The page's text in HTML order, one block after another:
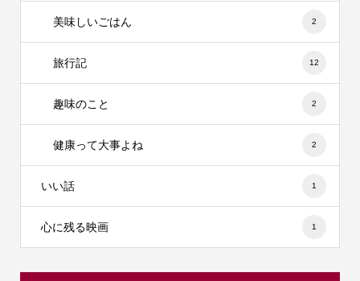
美味しいごはん 2
旅行記 12
趣味のこと 2
健康って大事よね 2
いい話 1
心に残る映画 1